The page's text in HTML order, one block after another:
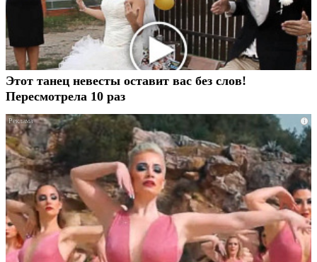
Этот танец невесты оставит вас без слов!
Пересмотрела 10 раз
i